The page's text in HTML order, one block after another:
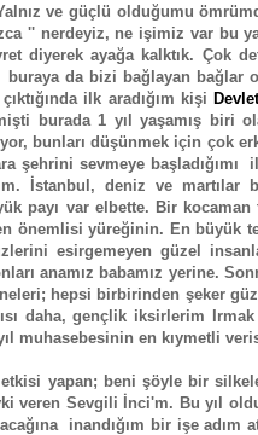
ve güçlü olduğumu
'' nerdeyiz, ne işimiz var bu
diyerek ayağa kalktık. Çok
da bizi bağlayan bağlar
ilk aradığım kişi
burada 1 yıl yaşamış biri
bunları düşünmek için çok
şehrini sevmeye
İstanbul, deniz ve martılar
payı var elbette. Bir kocaman
önemlisi yüreğinin. En büyük
esirgemeyen güzel
anamız babamız yerine.
hepsi birbirinden şeker
daha, gençlik iksirlerim
muhasebesinin en kıymetli
etkisi yapan; beni şöyle bir
veren Sevgili İnci'm. Bu yıl
inandığım bir işe